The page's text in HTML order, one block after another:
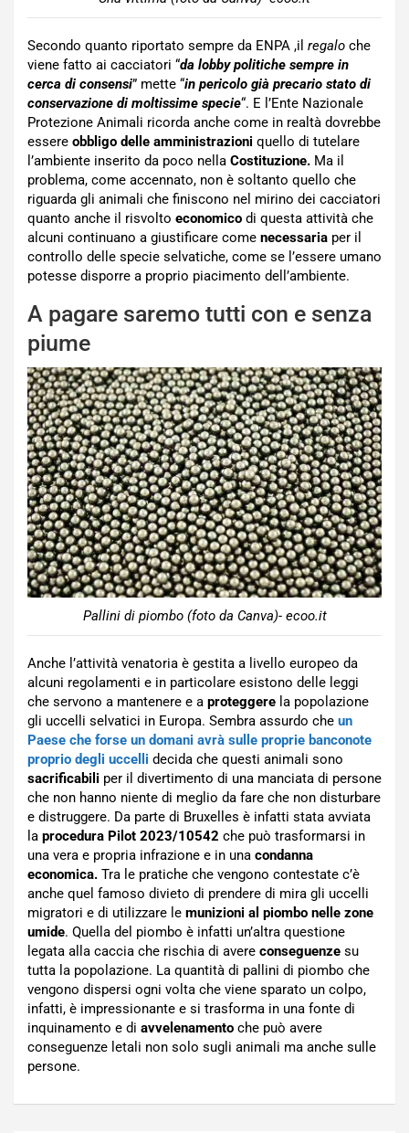
Secondo quanto riportato sempre da ENPA ,il regalo che
viene fatto ai cacciatori “da lobby politiche sempre in
cerca di consensi” mette “in pericolo già precario stato di
conservazione di moltissime specie“. E l’Ente Nazionale
Protezione Animali ricorda anche come in realtà dovrebbe
essere obbligo delle amministrazioni quello di tutelare
l’ambiente inserito da poco nella Costituzione. Ma il
problema, come accennato, non è soltanto quello che
riguarda gli animali che finiscono nel mirino dei cacciatori
quanto anche il risvolto economico di questa attività che
alcuni continuano a giustificare come necessaria per il
controllo delle specie selvatiche, come se l’essere umano
potesse disporre a proprio piacimento dell’ambiente.
A pagare saremo tutti con e senza
piume
Pallini di piombo (foto da Canva)- ecoo.it
Anche l’attività venatoria è gestita a livello europeo da
alcuni regolamenti e in particolare esistono delle leggi
che servono a mantenere e a proteggere la popolazione
gli uccelli selvatici in Europa. Sembra assurdo che un
Paese che forse un domani avrà sulle proprie banconote
proprio degli uccelli decida che questi animali sono
sacrificabili per il divertimento di una manciata di persone
che non hanno niente di meglio da fare che non disturbare
e distruggere. Da parte di Bruxelles è infatti stata avviata
la procedura Pilot 2023/10542 che può trasformarsi in
una vera e propria infrazione e in una condanna
economica. Tra le pratiche che vengono contestate c’è
anche quel famoso divieto di prendere di mira gli uccelli
migratori e di utilizzare le munizioni al piombo nelle zone
umide. Quella del piombo è infatti un’altra questione
legata alla caccia che rischia di avere conseguenze su
tutta la popolazione. La quantità di pallini di piombo che
vengono dispersi ogni volta che viene sparato un colpo,
infatti, è impressionante e si trasforma in una fonte di
inquinamento e di avvelenamento che può avere
conseguenze letali non solo sugli animali ma anche sulle
persone.